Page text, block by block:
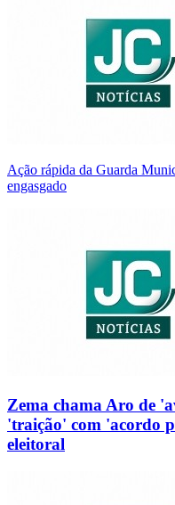
Ação rápida da Guarda
engasgado
Zema chama Aro de
'traição' com 'acordo
eleitoral